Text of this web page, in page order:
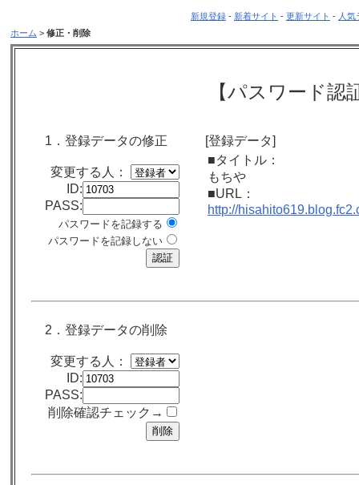
新規登録 - 新着サイト - 更新サイト - 人
ホーム > 修正・削除
【パスワード認
1．登録データの修正
変更する人：
ID:
PASS:
パスワードを記録する
パスワードを記録しない
[登録データ]
■タイトル：
もちや
■URL：
http://
2．登録データの削除
変更する人：
ID:
PASS:
削除確認チェック→